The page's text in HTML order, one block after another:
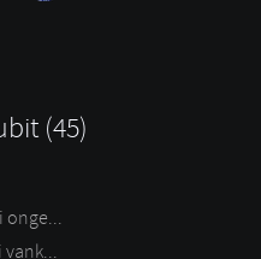
(45)
onge...
vank...